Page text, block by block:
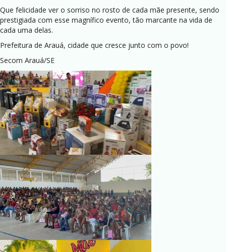
Que felicidade ver o sorriso no rosto de cada mãe presente, sendo
prestigiada com esse magnífico evento, tão marcante na vida de
cada uma delas.
Prefeitura de Arauá, cidade que cresce junto com o povo!
Secom Arauá/SE